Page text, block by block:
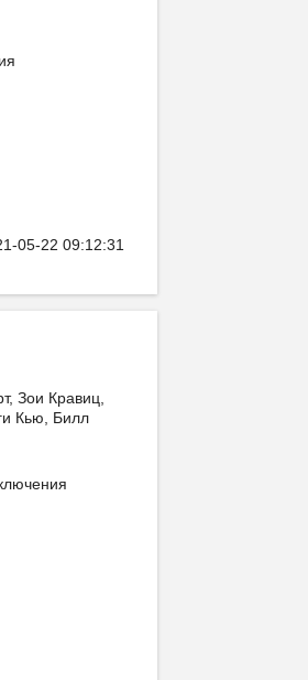
05-22 09:12:31
Зои Кравиц,
Кью, Билл